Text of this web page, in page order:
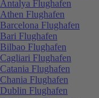
Antalya Flughafen
Athen Flughafen
Barcelona Flughafen
Bari Flughafen
Bilbao Flughafen
Cagliari Flughafen
Catania Flughafen
Chania Flughafen
Dublin Flughafen